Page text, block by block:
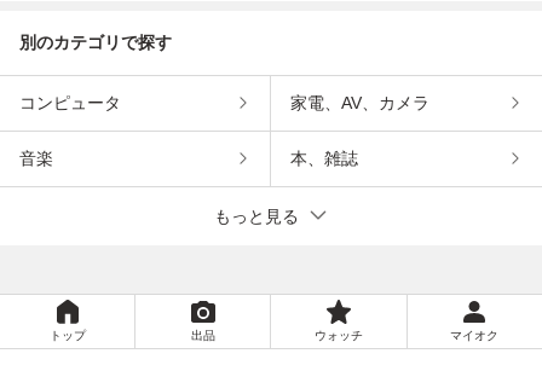
別のカテゴリで探す
コンピュータ 家電、AV、カメラ
音楽 本、雑誌
もっと見る
トップ 出品 ウォッチ マイオク